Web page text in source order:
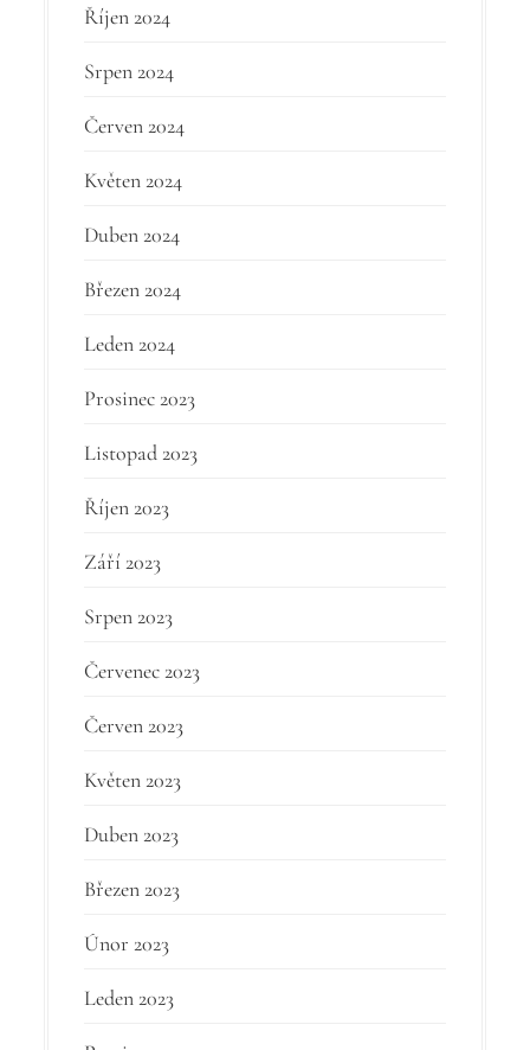
Říjen 2024
Srpen 2024
Červen 2024
Květen 2024
Duben 2024
Březen 2024
Leden 2024
Prosinec 2023
Listopad 2023
Říjen 2023
Září 2023
Srpen 2023
Červenec 2023
Červen 2023
Květen 2023
Duben 2023
Březen 2023
Únor 2023
Leden 2023